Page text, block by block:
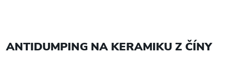
ANTIDUMPING NA KERAMIKU Z ČÍNY